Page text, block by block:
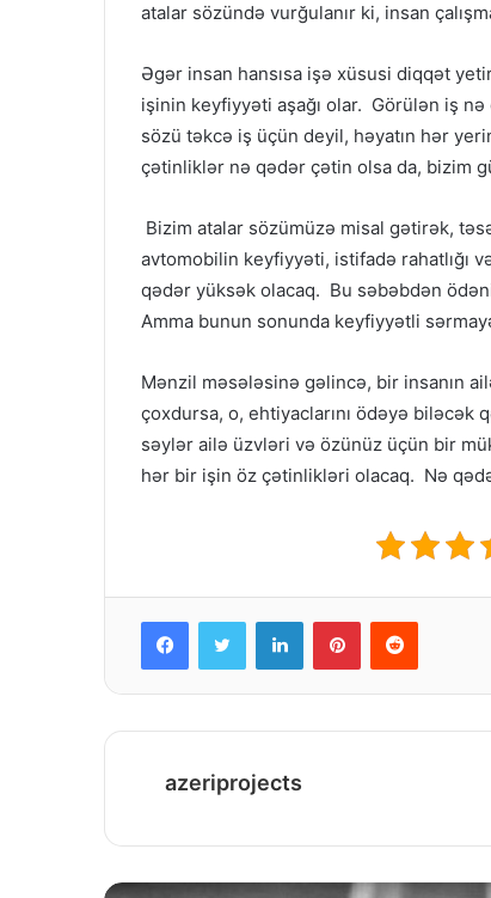
atalar sözündə vurğulanır ki, insan
Əgər insan hansısa işə xüsusi diqqət
işinin keyfiyyəti aşağı olar. Görülən iş
sözü təkcə iş üçün deyil, həyatın hər
çətinliklər nə qədər çətin olsa da, bizim
Bizim atalar sözümüzə misal gətirək,
avtomobilin keyfiyyəti, istifadə rahatlığı
qədər yüksək olacaq. Bu səbəbdən
Amma bunun sonunda keyfiyyətli
Mənzil məsələsinə gəlincə, bir insanın
çoxdursa, o, ehtiyaclarını ödəyə biləcək
səylər ailə üzvləri və özünüz üçün bir
hər bir işin öz çətinlikləri olacaq. Nə
FacebookTwitter LinkedInPinterestReddit
azeriprojects